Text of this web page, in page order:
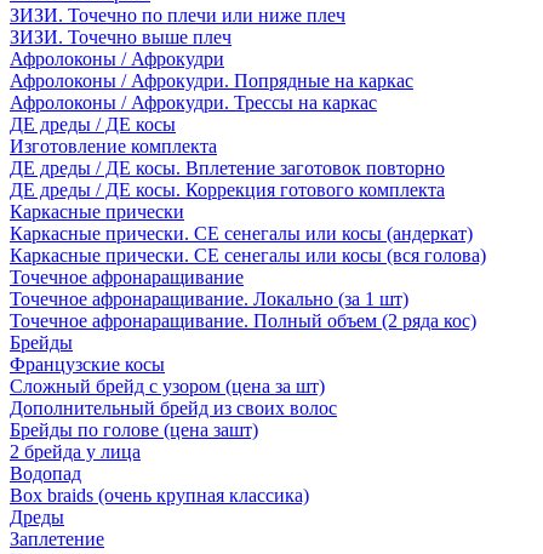
ЗИЗИ. Точечно по плечи или ниже плеч
ЗИЗИ. Точечно выше плеч
Афролоконы / Афрокудри
Афролоконы / Афрокудри. Попрядные на каркас
Афролоконы / Афрокудри. Трессы на каркас
ДЕ дреды / ДЕ косы
Изготовление комплекта
ДЕ дреды / ДЕ косы. Вплетение заготовок повторно
ДЕ дреды / ДЕ косы. Коррекция готового комплекта
Каркасные прически
Каркасные прически. СЕ сенегалы или косы (андеркат)
Каркасные прически. СЕ сенегалы или косы (вся голова)
Точечное афронаращивание
Точечное афронаращивание. Локально (за 1 шт)
Точечное афронаращивание. Полный объем (2 ряда кос)
Брейды
Французские косы
Сложный брейд с узором (цена за шт)
Дополнительный брейд из своих волос
Брейды по голове (цена зашт)
2 брейда у лица
Водопад
Box braids (очень крупная классика)
Дреды
Заплетение